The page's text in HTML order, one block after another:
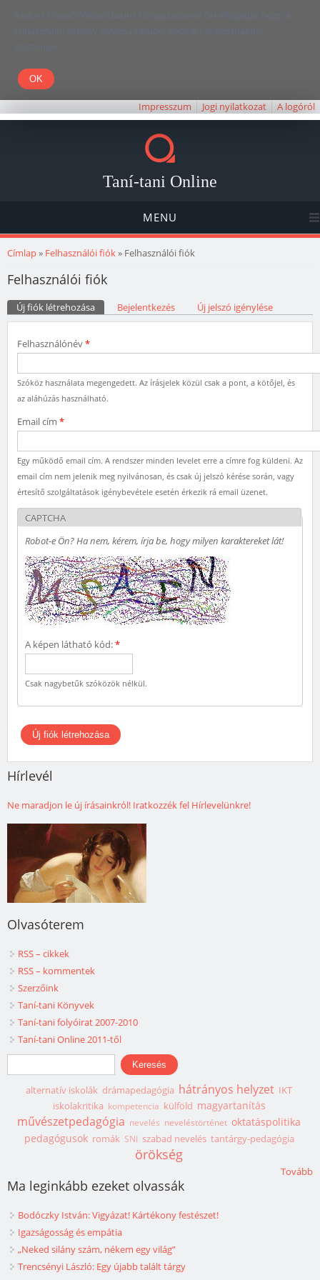
Kedves Olvasó! Weboldalunk böngészésével Ön elfogadja, hogy a
felhasználói élmény javítása céljából cookie-kat használunk.
Köszönjük!
Impresszum Jogi nyilatkozat A logóról
Taní-tani Online
MENU
Jelenlegi hely
Címlap» Felhasználói fiók» Felhasználói fiók
Felhasználói fiók
Elsődleges fülek
Új fiók létrehozása (aktív fül)Bejelentkezés Új jelszó igénylése
Felhasználónév*
Szóköz használata megengedett. Az írásjelek közül csak a pont, a kötőjel, és
az aláhúzás használható.
Email cím *
Egy működő email cím. A rendszer minden levelet erre a címre fog küldeni. Az
email cím nem jelenik meg nyilvánosan, és csak új jelszó kérése során, vagy
értesítő szolgáltatások igénybevétele esetén érkezik rá email üzenet.
CAPTCHA
Robot-e Ön? Ha nem, kérem, írja be, hogy milyen karaktereket lát!
A képen látható kód:*
Csak nagybetűk szóközök nélkül.
Hírlevél
Ne maradjon le új írásainkról! Iratkozzék fel Hírlevelünkre!
Olvasóterem
RSS – cikkek
RSS – kommentek
Szerzőink
Taní-tani Könyvek
Taní-tani folyóirat 2007-2010
Taní-tani Online 2011-től
Keresés űrlap
Keresés
alternatív iskolák drámapedagógia hátrányos helyzet IKT
iskolakritika kompetencia külföld magyartanítás
művészetpedagógia nevelés neveléstörténet oktatáspolitika
pedagógusok romák SNI szabad nevelés tantárgy-pedagógia
örökség
Tovább
Ma leginkább ezeket olvassák
Bodóczky István: Vigyázat! Kártékony festészet!
Igazságosság és empátia
„Neked silány szám, nékem egy világ”
Trencsényi László: Egy újabb talált tárgy